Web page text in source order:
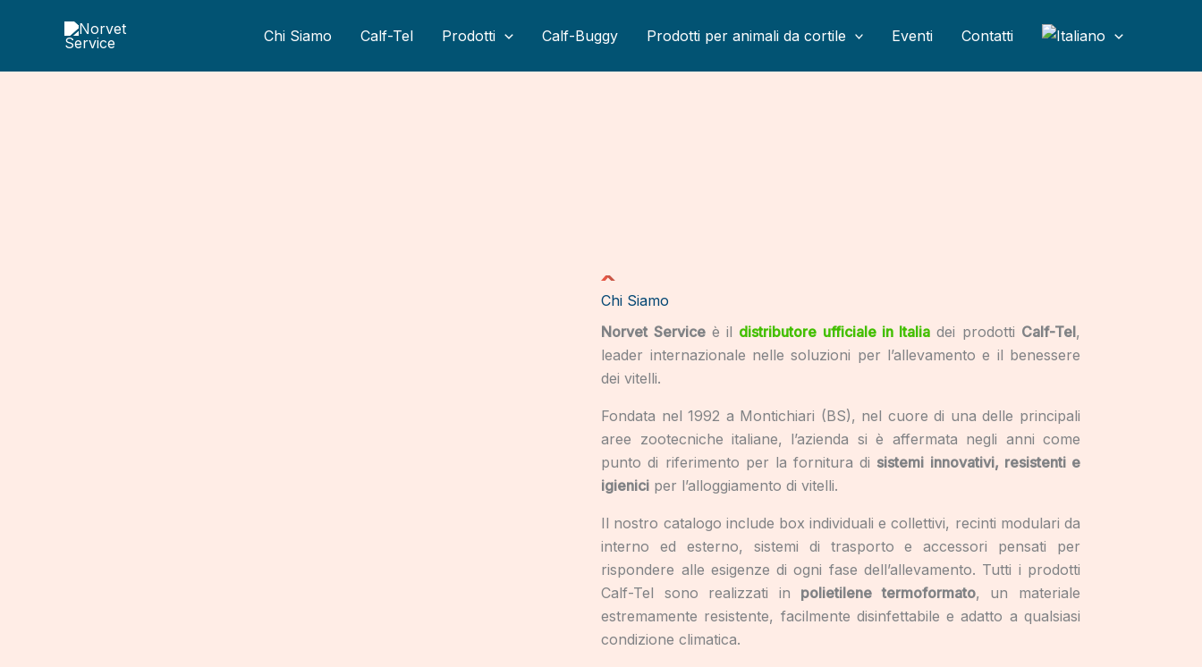
Chi Siamo Calf-Tel Prodotti Calf-Buggy Prodotti per animali da cortile Eventi Contatti
Chi Siamo
Norvet Serviceè il distributore ufficiale in Italia dei prodotti Calf-Tel,
leader internazionale nelle soluzioni per l’allevamento e il benessere
dei vitelli.
Fondata nel 1992 a Montichiari (BS), nel cuore di una delle principali
aree zootecniche italiane, l’azienda si è affermata negli anni come
punto di riferimento per la fornitura di sistemi innovativi, resistenti e
igienici per l’alloggiamento di vitelli.
Il nostro catalogo include box individuali e collettivi, recinti modulari da
interno ed esterno, sistemi di trasporto e accessori pensati per
rispondere alle esigenze di ogni fase dell’allevamento. Tutti i prodotti
Calf-Tel sono realizzati in polietilene termoformato, un materiale
estremamente resistente, facilmente disinfettabile e adatto a qualsiasi
condizione climatica.